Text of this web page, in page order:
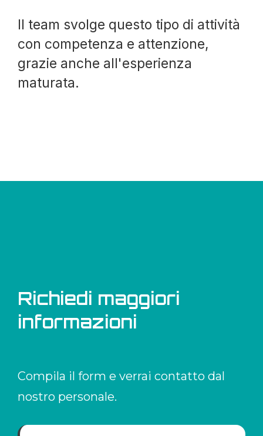
Il team svolge questo tipo di attività
con competenza e attenzione,
grazie anche all'esperienza
maturata.
Richiedi maggiori
informazioni
Compila il form e verrai contatto dal
nostro personale.